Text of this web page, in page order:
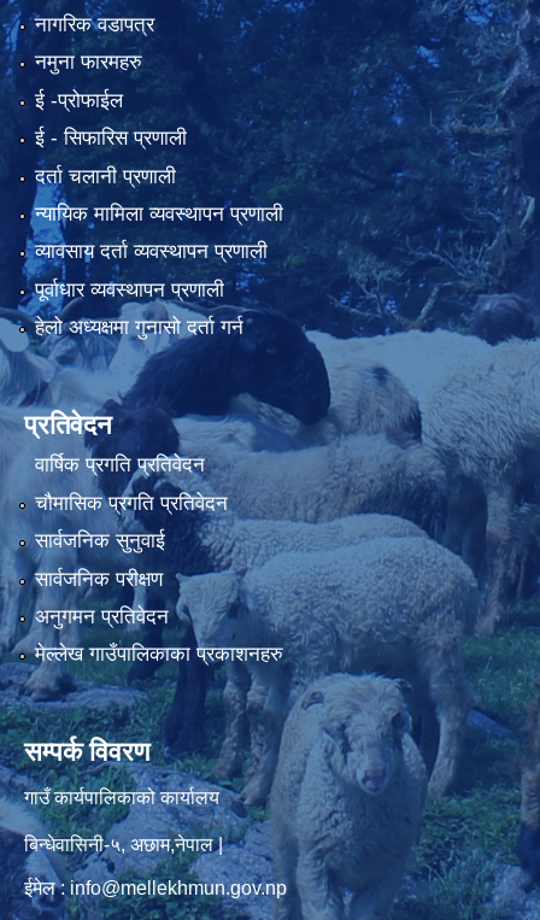
नागरिक वडापत्र
नमुना फारमहरु
ई -प्रोफाईल
ई‍ - सिफारिस प्रणाली
दर्ता चलानी प्रणाली
न्यायिक मामिला व्यवस्थापन प्रणाली
व्यावसाय दर्ता व्यवस्थापन प्रणाली
पूर्वाधार व्यवस्थापन प्रणाली
हेलो अध्यक्षमा गुनासो दर्ता गर्न
प्रतिवेदन
वार्षिक प्रगति प्रतिवेदन
चौमासिक प्रगति प्रतिवेदन
सार्वजनिक सुनुवाई
सार्वजनिक परीक्षण
अनुगमन प्रतिवेदन
मेल्लेख गाउँपालिकाका प्रकाशनहरु
सम्पर्क विवरण
गाउँ कार्यपालिकाको कार्यालय
बिन्धेवासिनी-५, अछाम,नेपाल |
ईमेल : info@mellekhmun.gov.np